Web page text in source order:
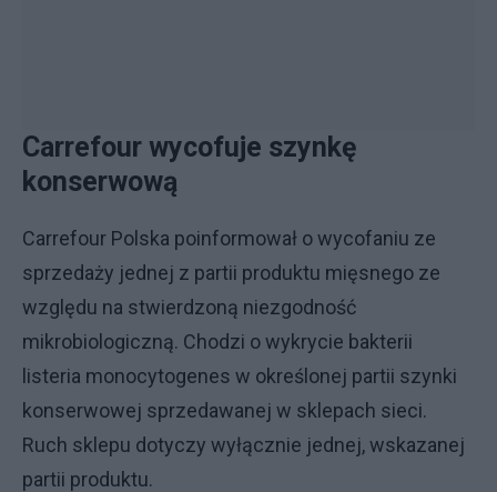
Carrefour wycofuje szynkę
konserwową
Carrefour Polska poinformował o wycofaniu ze
sprzedaży jednej z partii produktu mięsnego ze
względu na stwierdzoną niezgodność
mikrobiologiczną. Chodzi o wykrycie bakterii
listeria monocytogenes w określonej partii szynki
konserwowej sprzedawanej w sklepach sieci.
Ruch sklepu dotyczy wyłącznie jednej, wskazanej
partii produktu.